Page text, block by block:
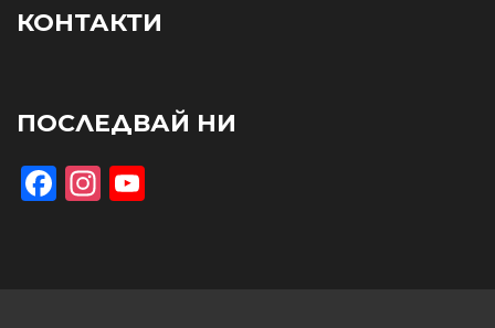
КОНТАКТИ
ПОСЛЕДВАЙ НИ
Facebook
Instagram